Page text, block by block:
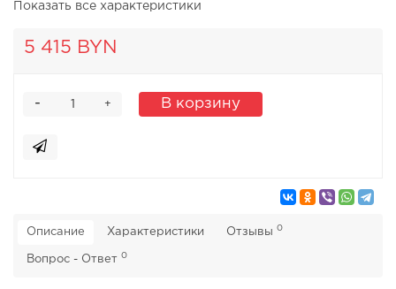
Показать все характеристики
5 415 BYN
+
- В корзину
Описание Характеристики Отзывы 0
Вопрос - Ответ 0